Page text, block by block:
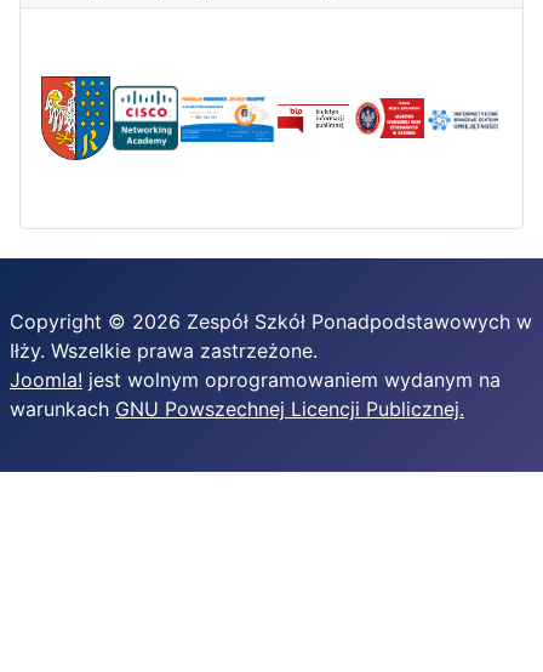
Copyright © 2026 Zespół Szkół Ponadpodstawowych w
Iłży. Wszelkie prawa zastrzeżone.
Joomla! jest wolnym oprogramowaniem wydanym na
warunkach GNU Powszechnej Licencji Publicznej.